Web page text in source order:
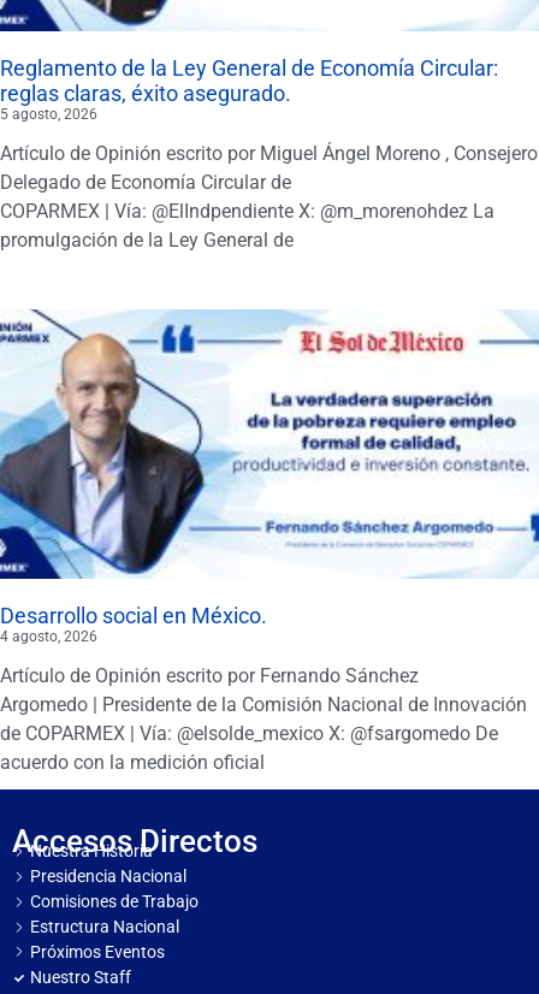
Reglamento de la Ley General de Economía Circular:
reglas claras, éxito asegurado.
5 agosto, 2026
Artículo de Opinión escrito por Miguel Ángel Moreno , Consejero
Delegado de Economía Circular de
COPARMEX | Vía: @ElIndpendiente X: @m_morenohdez La
promulgación de la Ley General de
Desarrollo social en México.
4 agosto, 2026
Artículo de Opinión escrito por Fernando Sánchez
Argomedo | Presidente de la Comisión Nacional de Innovación
de COPARMEX | Vía: @elsolde_mexico X: @fsargomedo De
acuerdo con la medición oficial
Accesos Directos
Nuestra Historia
Presidencia Nacional
Comisiones de Trabajo
Estructura Nacional
Próximos Eventos
Nuestro Staff